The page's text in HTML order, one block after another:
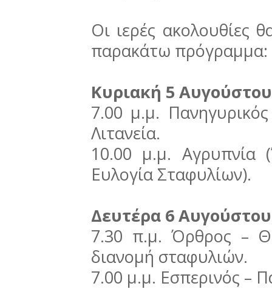
Οι ιερές ακολουθίες
παρακάτω πρόγραμμα:
Κυριακή 5 Αυγούστου
7.00 μ.μ.
Λιτανεία.
10.00 μ.μ. Αγρυπνία
Ευλογία Σταφυλίων).
Δευτέρα 6 Αυγούστου
7.30 π.μ. Όρθρος – Θ.
διανομή σταφυλιών.
7.00 μ.μ. Εσπερινός –